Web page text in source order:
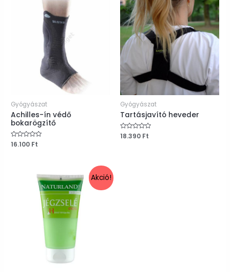
Gyógyászat
Achilles-ín védő
bokarögzítő
Értékelés:
0
16.100 Ft
Gyógyászat
Tartásjavító heveder
Értékelés:
0
18.390 Ft
Akció!